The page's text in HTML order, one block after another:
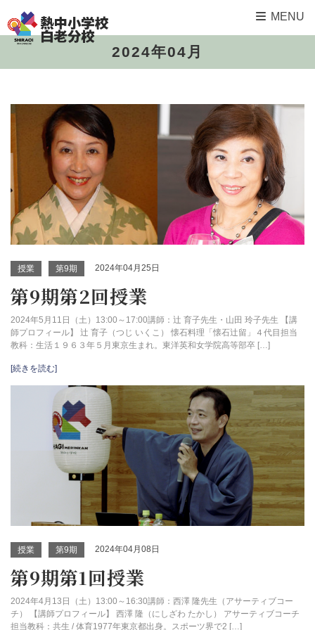
MENU
2024年04月
授業 第9期 2024年04月25日
第9期第2回授業
2024年5月11日（土）13:00～17:00講師：辻 育子先生・山田 玲子先生 【講
師プロフィール】 辻 育子（つじ いくこ） 懐石料理「懐石辻留」４代目担当
教科：生活１９６３年５月東京生まれ。東洋英和女学院高等部卒 […]
[続きを読む]
授業 第9期 2024年04月08日
第9期第1回授業
2024年4月13日（土）13:00～16:30講師：西澤 隆先生（アサーティブコー
チ） 【講師プロフィール】 西澤 隆（にしざわ たかし） アサーティブコーチ
担当教科：共生 / 体育1977年東京都出身。スポーツ界で2 […]